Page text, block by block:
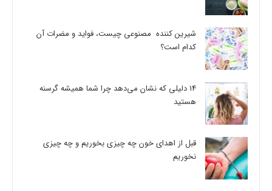
شیرین کننده مصنوعی چیست، فواید و مضرات آن
کدام است؟
14 دلیلی که نشان می‌دهد چرا شما همیشه گرسنه
هستید
قبل از اهدای خون چه چیزی بخوریم و چه چیزی
نخوریم